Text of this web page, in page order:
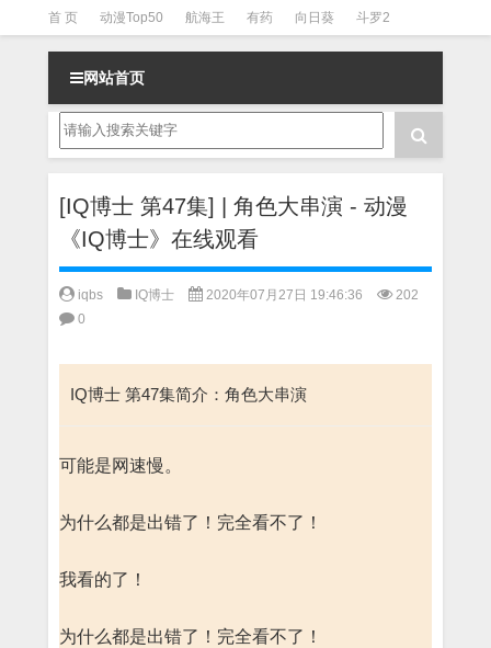
首 页 动漫Top50 航海王 有药 向日葵 斗罗2
斗罗3 火影 一拳超人 柯南 阴阳师 节目清单
网站首页
[IQ博士 第47集] | 角色大串演 - 动漫
《IQ博士》在线观看
iqbs IQ博士 2020年07月27日 19:46:36
202
0
IQ博士 第47集简介：角色大串演
可能是网速慢。
为什么都是出错了！完全看不了！
我看的了！
为什么都是出错了！完全看不了！